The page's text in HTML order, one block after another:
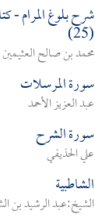
شرح بلوغ المرام -
(25)
محمد بن صالح العثيمين
سورة المرسلات
عبد العزيز الأحمد
سورة الشرح
علي الحذيفي
الشاطبية
الشيخ:عبد الرشيد بن